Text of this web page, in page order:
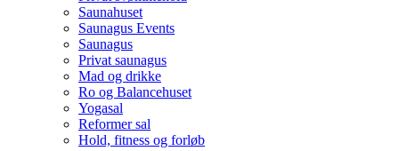
Saunahuset
Saunagus Events
Saunagus
Privat saunagus
Mad og drikke
Ro og Balancehuset
Yogasal
Reformer sal
Hold, fitness og forløb